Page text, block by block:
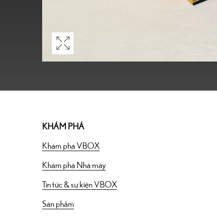
KHÁM PHÁ
Khám phá VBOX
Khám phá Nhà máy
Tin tức & sự kiện VBOX
Sản phẩm